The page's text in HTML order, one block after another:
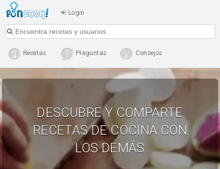
Login
Recetas Preguntas Consejos
DESCUBRE Y COMPARTE
RECETAS DE COCINA CON
LOS DEMÁS